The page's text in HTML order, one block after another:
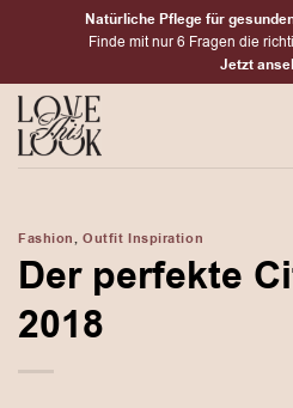
Natürliche Pflege für
Finde mit nur 6 Fragen die
Jetzt
Fashion,Outfit Inspiration
Der perfekte
2018